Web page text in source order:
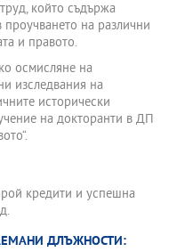
който съдържа
на различни
и правото.
осмисляне на
изследвания на
исторически
на докторанти в ДП
кредити и успешна
ДЛЪЖНОСТИ: